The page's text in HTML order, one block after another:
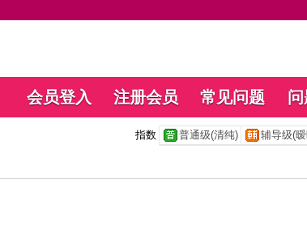
会员登入 注册会员 常见问题
指数 普通级(清纯) 辅导级(